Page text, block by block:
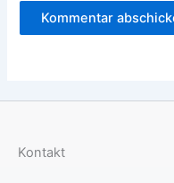
Kontakt